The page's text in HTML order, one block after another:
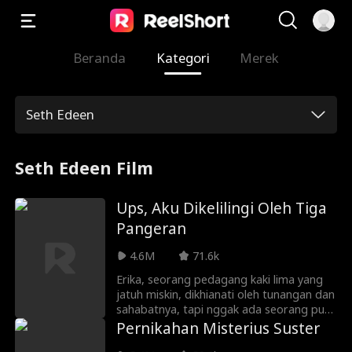
Beranda Kategori Merek
Seth Edeen
Seth Edeen Film
Ups, Aku Dikelilingi Oleh Tiga
Pangeran
4.6M
71.6k
Erika, seorang pedagang kaki lima yang
jatuh miskin, dikhianati oleh tunangan dan
sahabatnya, tapi nggak ada seorang pun
tahu kalau dia adalah putri yang telah
Pernikahan Misterius Suster